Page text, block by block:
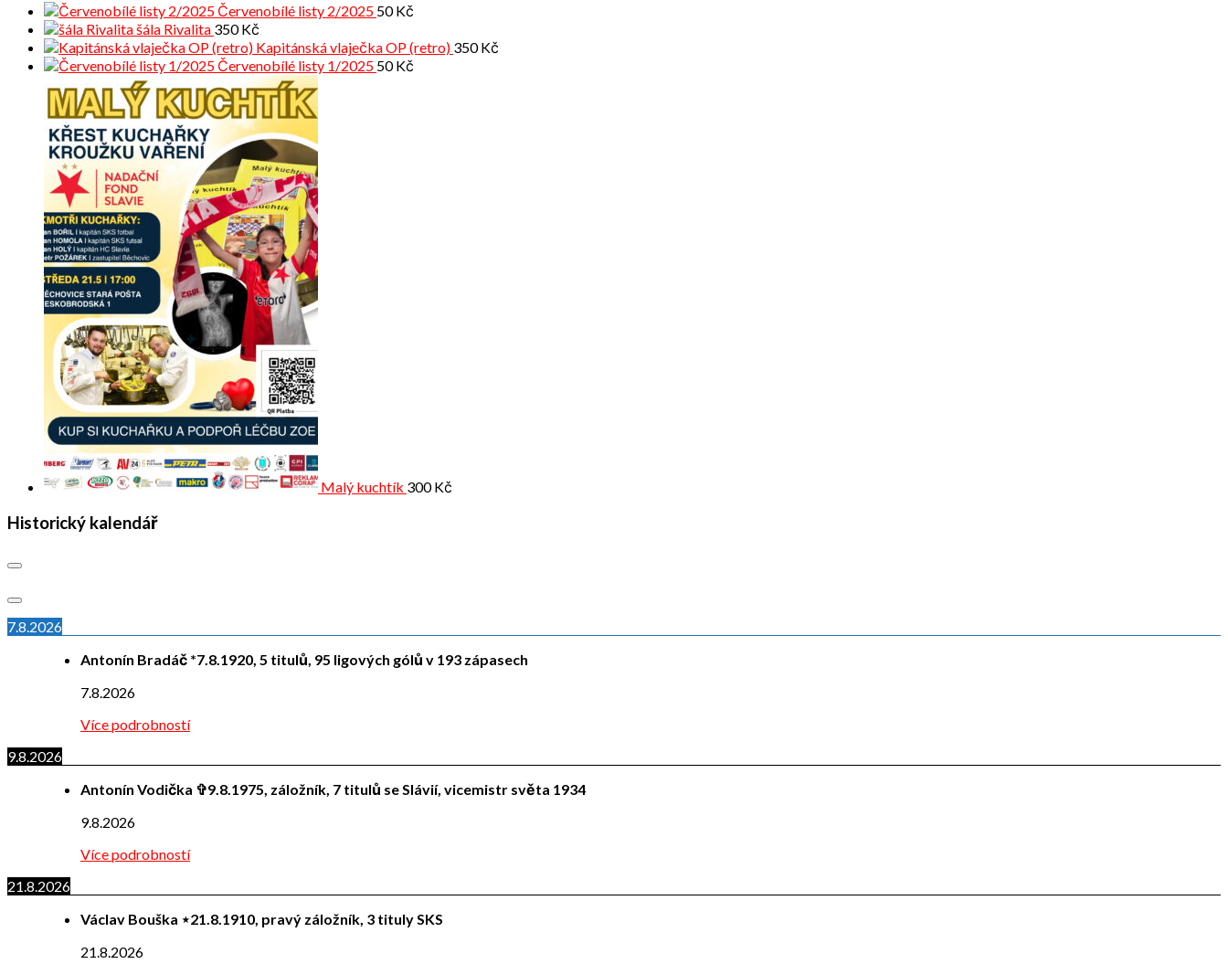
Červenobílé listy 2/2025 50Kč
šála Rivalita 350Kč
Kapitánská vlaječka OP (retro) 350Kč
Červenobílé listy 1/2025 50Kč
Malý kuchtík 300Kč
Historický kalendář
7.8.2026
Antonín Bradáč *7.8.1920, 5 titulů, 95 ligových gólů v 193 zápasech
7.8.2026
Více podrobností
9.8.2026
Antonín Vodička ✞9.8.1975, záložník, 7 titulů se Slávií, vicemistr světa 1934
9.8.2026
Více podrobností
21.8.2026
Václav Bouška ⋆21.8.1910, pravý záložník, 3 tituly SKS
21.8.2026